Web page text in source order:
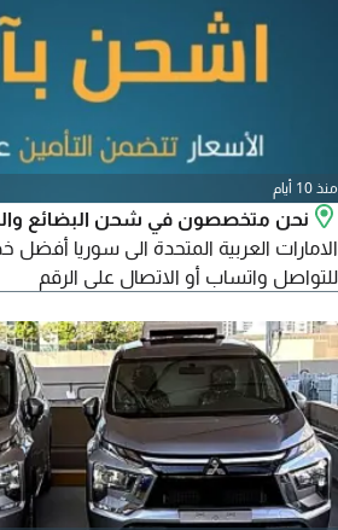
منذ 10 أيام
نحن متخصصون في شحن البضائع
الامارات العربية المتحدة الى سوريا
للتواصل واتساب أو الاتصال على الرقم